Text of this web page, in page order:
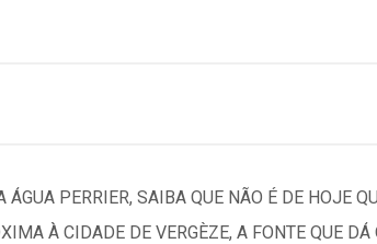
PERRIER, SAIBA QUE NÃO É DE HOJE
À CIDADE DE VERGÈZE, A FONTE QUE